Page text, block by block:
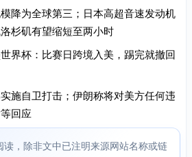
降为全球第三；日本高超音速发动机
杉矶有望缩短至两小时
界杯：比赛日跨境入美，踢完就撤回
施自卫打击；伊朗称将对美方任何违
回应
读，除非文中已注明来源网站名称或链